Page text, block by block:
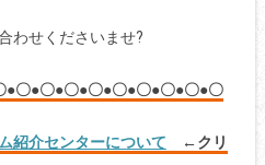
わせくださいませ?
〇●〇●〇●〇●〇●〇●〇●〇●〇
紹介センターについて ←クリ